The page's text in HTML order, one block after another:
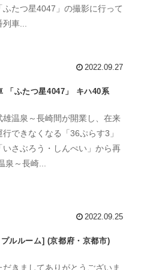
たつ星4047」の撮影に行って
車...
2022.09.27
「ふたつ星4047」 キハ40系
温泉～長崎間が開業し、在来
できなくなる「36ぷらす3」
さぶろう・しんぺい」から再
泉～長崎...
2022.09.25
ルルーム] (京都府・京都市)
きましてありがとうございま